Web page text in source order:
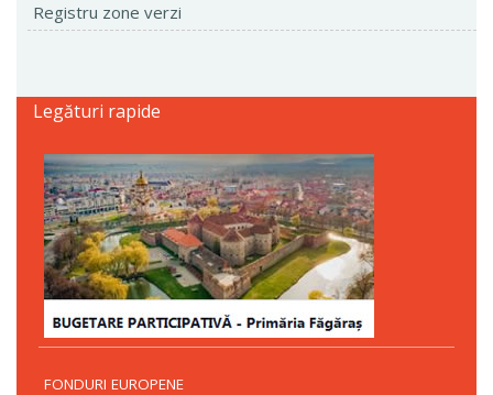
Registru zone verzi
Legături rapide
FONDURI EUROPENE